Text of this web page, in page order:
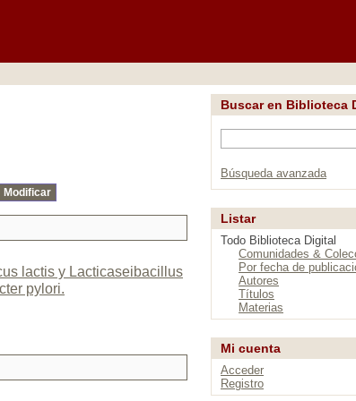
lactis y Lacticaseibacillus
pylori.
Buscar en Biblioteca
Búsqueda avanzada
Listar
Todo Biblioteca Digital
Comunidades &
Por fecha de
Autores
Títulos
Materias
Mi cuenta
Acceder
Registro